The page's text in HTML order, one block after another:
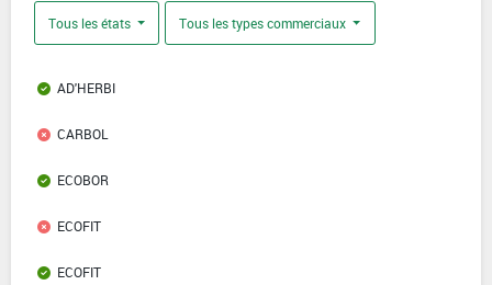
Tous les états Tous les types commerciaux
AD'HERBI
CARBOL
ECOBOR
ECOFIT
ECOFIT